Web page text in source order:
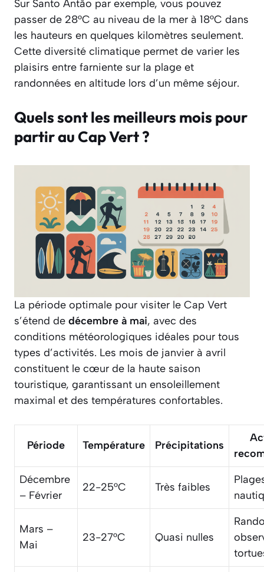
Sur Santo Antão par exemple, vous pouvez
passer de 28°C au niveau de la mer à 18°C dans
les hauteurs en quelques kilomètres seulement.
Cette diversité climatique permet de varier les
plaisirs entre farniente sur la plage et
randonnées en altitude lors d’un même séjour.
Quels sont les meilleurs mois pour
partir au Cap Vert ?
La période optimale pour visiter le Cap Vert
s’étend de décembre à mai, avec des
conditions météorologiques idéales pour tous
types d’activités. Les mois de janvier à avril
constituent le cœur de la haute saison
touristique, garantissant un ensoleillement
maximal et des températures confortables.
Période Température Précipitations
Décembre
– Février
22-25°C Très faibles
Mars –
Mai
23-27°C Quasi nulles